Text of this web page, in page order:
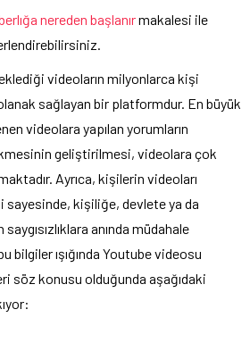
nereden başlanırmakalesi ile
eklediği videoların milyonlarca kişi
sağlayan bir platformdur. En büyük
videolara yapılan yorumların
geliştirilmesi, videolara çok
Ayrıca, kişilerin videoları
kişiliğe, devlete ya da
anında müdahale
bilgiler ışığında Youtube videosu
söz konusu olduğunda aşağıdaki